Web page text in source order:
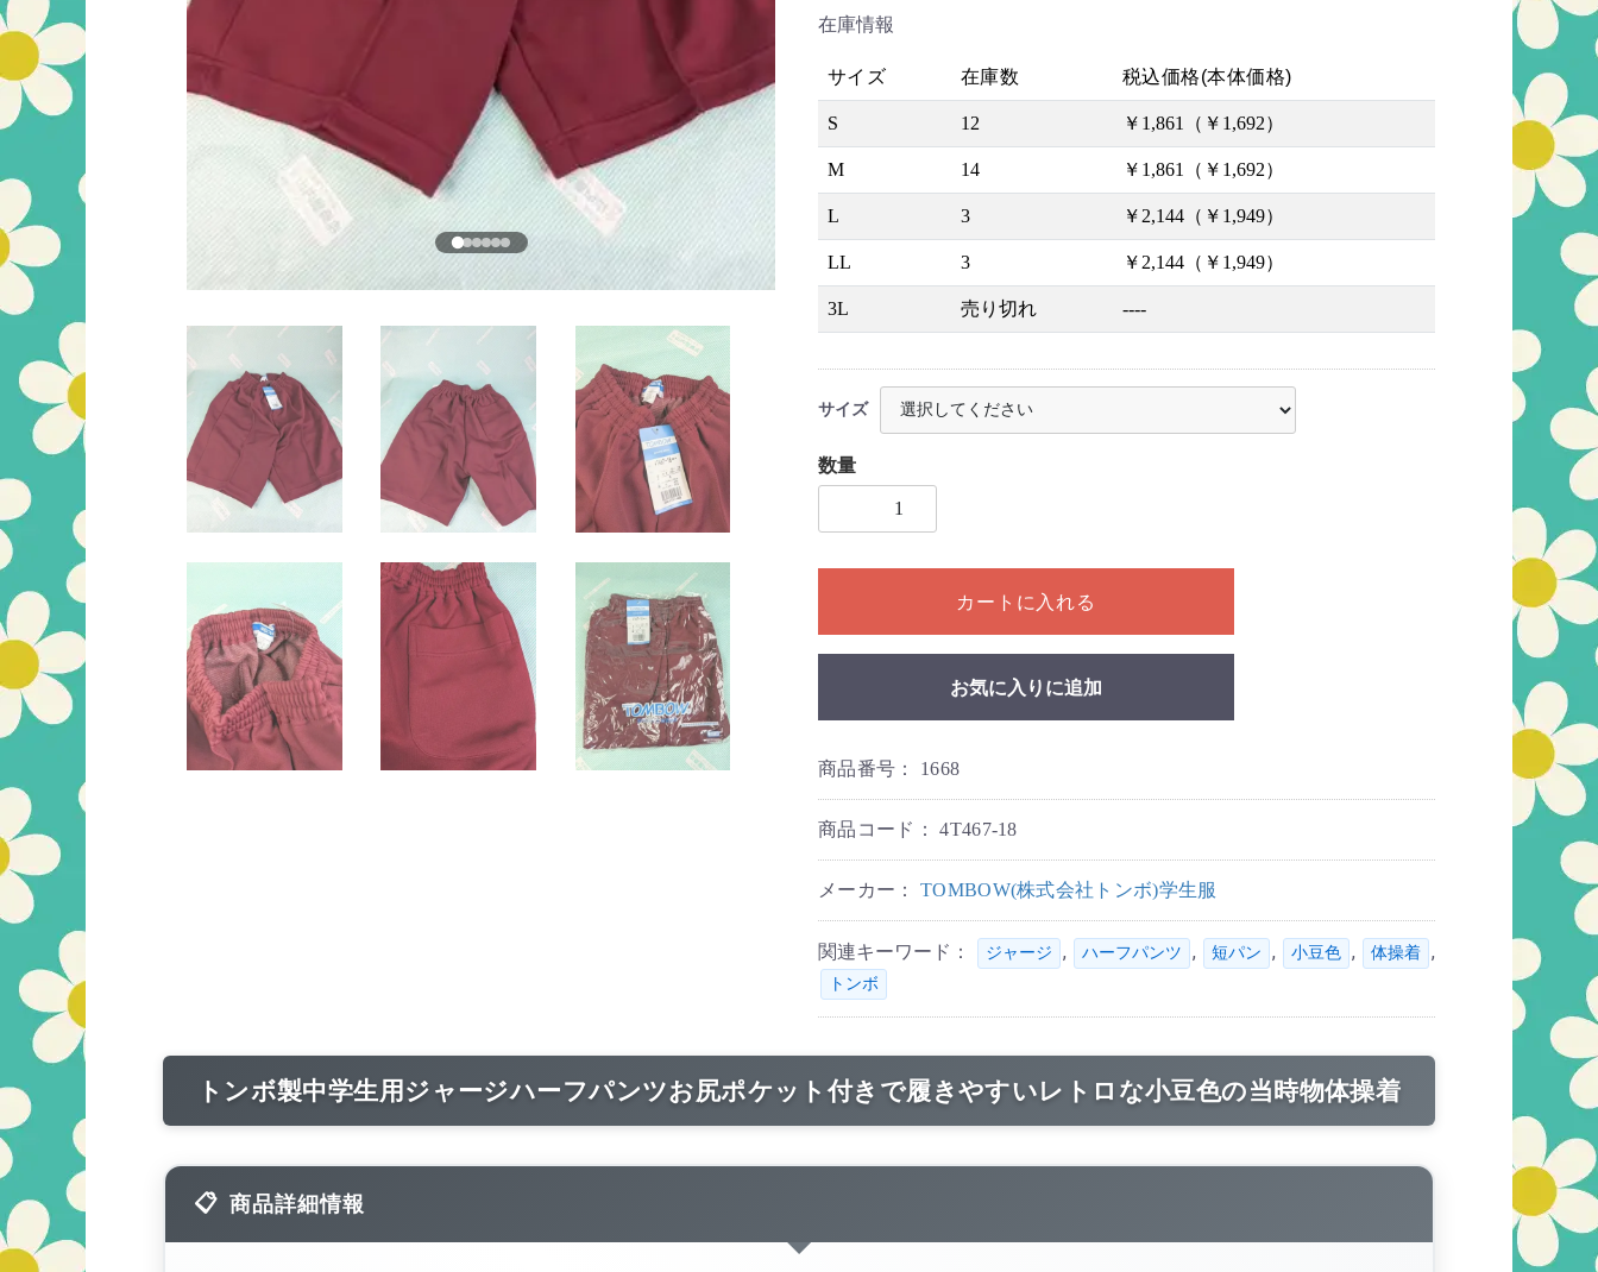
在庫情報
サイズ 在庫数 税込価格(本体価格)
S 12 ￥1,861（￥1,692）
M 14 ￥1,861（￥1,692）
L 3 ￥2,144（￥1,949）
LL 3 ￥2,144（￥1,949）
3L 売り切れ ----
サイズ
数量
1個以上の数量を入力してください
カートに入れる
お気に入りに追加
商品番号： 1668
商品コード：4T467-18
メーカー： TOMBOW(株式会社トンボ)学生服
関連キーワード： ジャージ , ハーフパンツ , 短パン , 小豆色 , 体操着 ,
トンボ
トンボ製中学生用ジャージハーフパンツお尻ポケット付きで履きやすいレトロな小豆色の当時物体操着
商品詳細情報